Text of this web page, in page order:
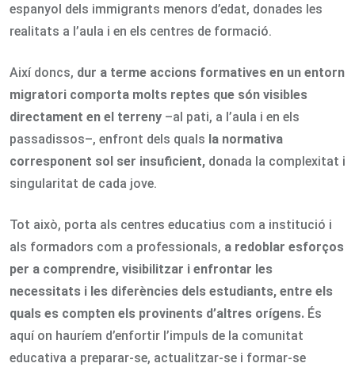
espanyol dels immigrants menors d’edat, donades les
realitats a l’aula i en els centres de formació.
Així doncs, dur a terme accions formatives en un entorn
migratori comporta molts reptes que són visibles
directament en el terreny –al pati, a l’aula i en els
passadissos–, enfront dels quals la normativa
corresponent sol ser insuficient, donada la complexitat i
singularitat de cada jove.
Tot això, porta als centres educatius com a institució i
als formadors com a professionals, a redoblar esforços
per a comprendre, visibilitzar i enfrontar les
necessitats i les diferències dels estudiants, entre els
quals es compten els provinents d’altres orígens. És
aquí on hauríem d’enfortir l’impuls de la comunitat
educativa a preparar-se, actualitzar-se i formar-se